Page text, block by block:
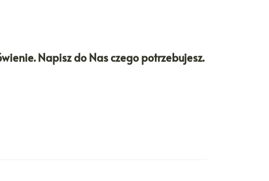
Napisz do Nas czego potrzebujesz.